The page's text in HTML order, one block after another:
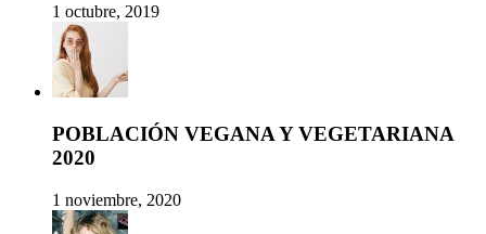
1 octubre, 2019
POBLACIÓN VEGANA Y VEGETARIANA
2020
1 noviembre, 2020